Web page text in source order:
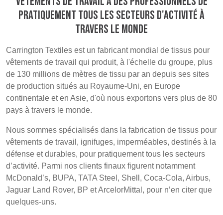
NAUMD 2026 (1)
FUTURE FORCES
(1)
SLOVAKIA
LATVIA
FINLANDE
FRANCE, ITALY,
MOROCCO,
PORTUGAL, SPAIN
& TUNISIA
GERMANY,
SWITZERLAND
DINDE
BULGARIA,
GREECE,
HUNGARY,
BELGIUM,
DENMARK,
ICELAND,
pratiquement tous les secteurs d'activité à
travers le monde
Carrington Textiles est un fabricant mondial de tissus pour
vêtements de travail qui produit, à l'échelle du groupe, plus
de 130 millions de mètres de tissu par an depuis ses sites
de production situés au Royaume-Uni, en Europe
continentale et en Asie, d'où nous exportons vers plus de 80
pays à travers le monde.
Nous sommes spécialisés dans la fabrication de tissus pour
vêtements de travail, ignifuges, imperméables, destinés à la
défense et durables, pour pratiquement tous les secteurs
d’activité. Parmi nos clients finaux figurent notamment
McDonald’s, BUPA, TATA Steel, Shell, Coca-Cola, Airbus,
Jaguar Land Rover, BP et ArcelorMittal, pour n’en citer que
quelques-uns.